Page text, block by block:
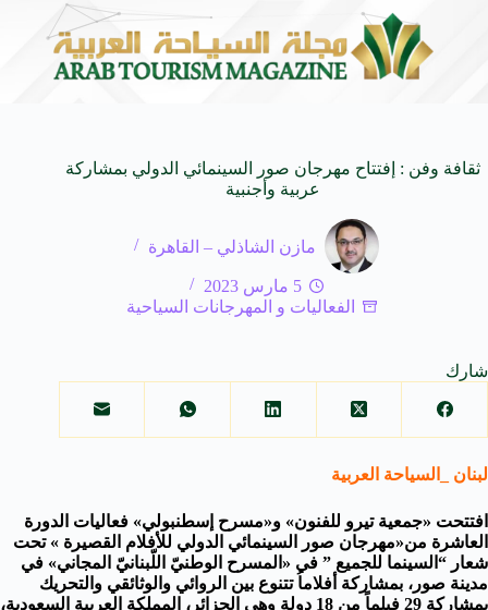
كيفنا.. في كل وجهة سحر خاص* افتتاح اكبر صالة
ثقافة وفن : إفتتاح مهرجان صور السينمائي الدولي بمشاركة
عربية وأجنبية
مازن الشاذلي – القاهرة
5 مارس 2023
الفعاليات و المهرجانات السياحية
شارك
لبنان _السياحة العربية
افتتحت «جمعية تيرو للفنون» و«مسرح إسطنبولي» فعاليات الدورة
العاشرة من«مهرجان صور السينمائي الدولي للأفلام القصيرة » تحت
شعار “السينما للجميع ” في «المسرح الوطنيّ اللّبنانيّ المجاني» في
مدينة صور، بمشاركة أفلاماُ تتنوع بين الروائي والوثائقي والتحريك
بمشاركة 29 فيلماً من 18 دولة وهي الجزائر، المملكة العربية السعودية،